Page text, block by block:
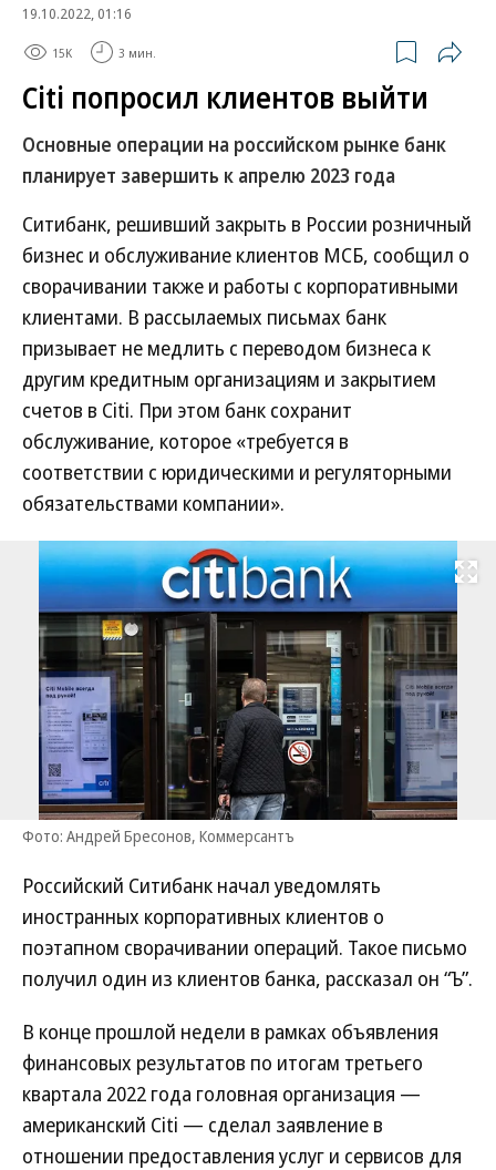
19.10.2022, 01:16
15K 3 мин.
Citi попросил клиентов выйти
Основные операции на российском рынке банк
планирует завершить к апрелю 2023 года
Ситибанк, решивший закрыть в России розничный
бизнес и обслуживание клиентов МСБ, сообщил о
сворачивании также и работы с корпоративными
клиентами. В рассылаемых письмах банк
призывает не медлить с переводом бизнеса к
другим кредитным организациям и закрытием
счетов в Citi. При этом банк сохранит
обслуживание, которое «требуется в
соответствии с юридическими и регуляторными
обязательствами компании».
Развернуть
Фото: Андрей Бресонов, Коммерсантъ
Российский Ситибанк начал уведомлять
иностранных корпоративных клиентов о
поэтапном сворачивании операций. Такое письмо
получил один из клиентов банка, рассказал он “Ъ”.
В конце прошлой недели в рамках объявления
финансовых результатов по итогам третьего
квартала 2022 года головная организация —
американский Citi — сделал заявление в
отношении предоставления услуг и сервисов для